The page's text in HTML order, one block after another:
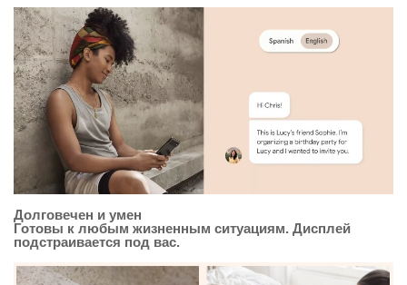
Долговечен и умен
Готовы к любым жизненным ситуациям. Дисплей
подстраивается под вас.